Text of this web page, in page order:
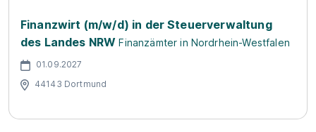
Finanzwirt (m/w/d) in der Steuerverwaltung
des Landes NRW Finanzämter in Nordrhein-Westfalen
01.09.2027
44143 Dortmund